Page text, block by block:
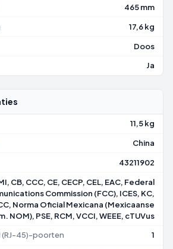
465 mm
17,6 kg
Doos
Ja
11,5 kg
China
43211902
CB, CCC, CE, CECP, CEL, EAC, Federal
Commission (FCC), ICES, KC,
Norma Oficial Mexicana (Mexicaanse
NOM), PSE, RCM, VCCI, WEEE, cTUVus
(RJ-45)-poorten 1